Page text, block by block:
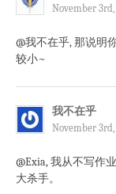
November
@我不在乎, 那说明
较小~
我不在乎
November
@Exia, 我从不写作
大杀手。